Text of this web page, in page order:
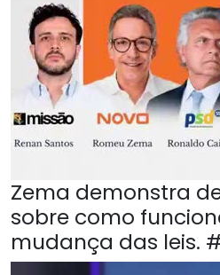
Zema demonstra
sobre como
mudança das leis.